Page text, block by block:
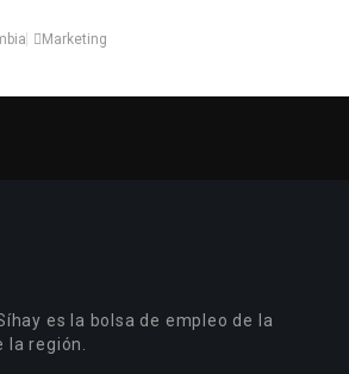
Marketing
es la bolsa de empleo de la
región.